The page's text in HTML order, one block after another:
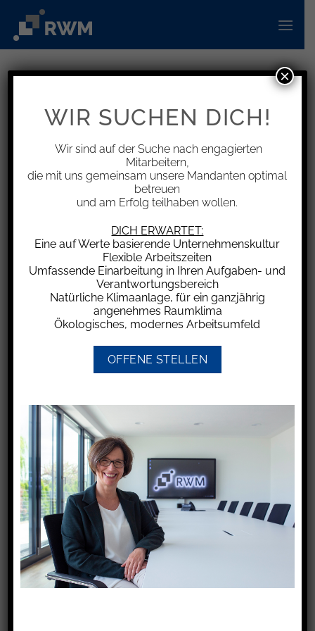
Inhalt
springen
Steuerfachwirt oder
Bilanzbuchhalter m/w/d
Kanzlei in Sinzheim&Kanzlei in Karlsruhe
Wir sind ein überregional agierendes Prüfungs- und
Beratungsunternehmen und wissen den Wert unserer
Mitarbeiter zu schätzen. Wir freuen uns darauf, Dich als
neues Teammitglied kennenzulernen.
Die vielseitigen Belange unserer Mandanten stehen im
Mittelpunkt unseres Wirkens. Dabei beschränken wir
sondern sind unseren Mandanten so weitgehend wie
möglich bei der Lösung ihrer Aufgabenstellungen
behilflich – von der Problemanalyse bis zur
Problemlösung.
Deine Aufgaben
Eigenverantwortliche Bearbeitung von
Jahresabschlüssen, Finanzbuchhaltung und
Steuererklärungen
Erstellung von Lohnabrechnungen
WIR SUCHEN DICH!
Wir sind auf der Suche nach engagierten
Mitarbeitern,
die mit uns gemeinsam unsere Mandanten optimal
betreuen
und am Erfolg teilhaben wollen.
DICH ERWARTET:
Eine auf Werte basierende Unternehmenskultur
Flexible Arbeitszeiten
Umfassende Einarbeitung in Ihren Aufgaben- und
Verantwortungsbereich
Natürliche Klimaanlage, für ein ganzjährig
angenehmes Raumklima
Ökologisches, modernes Arbeitsumfeld
OFFENE STELLEN
×